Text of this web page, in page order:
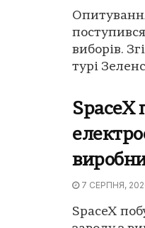
виборів.
турі
SpaceX
7 СЕРПНЯ,
SpaceX